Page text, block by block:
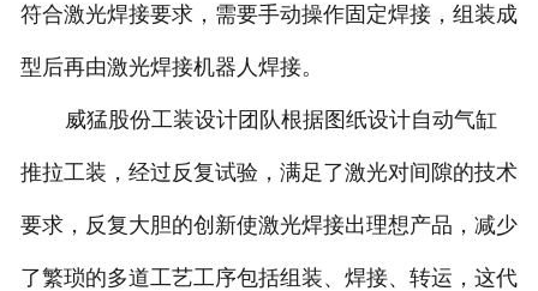
符合激光焊接要求，需要手动操作固定焊接，组装成
型后再由激光焊接机器人焊接。
威猛股份工装设计团队根据图纸设计自动气缸
推拉工装，经过反复试验，满足了激光对间隙的技术
要求，反复大胆的创新使激光焊接出理想产品，减少
了繁琐的多道工艺工序包括组装、焊接、转运，这代